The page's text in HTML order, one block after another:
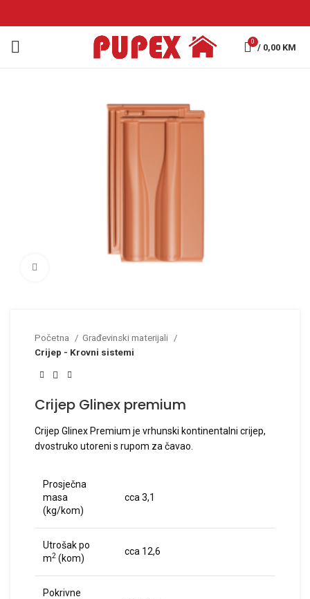
0
/ 0,00 KM
Početna
Građevinski materijali
Crijep - Krovni sistemi
Crijep Glinex premium
Crijep Glinex Premium je vrhunski kontinentalni crijep,
dvostruko utoreni s rupom za čavao.
Prosječna
masa
(kg/kom)
cca 3,1
Utrošak po
m2 (kom)
cca 12,6
Pokrivne